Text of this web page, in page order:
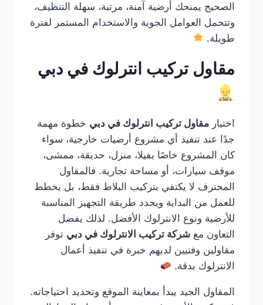
الصحيح يمنحك أرضية آمنة، مرتبة، سهلة التنظيف،
وتتحمل العوامل الجوية والاستخدام المستمر لفترة
طويلة.
مقاول تركيب انترلوك في دبي
اختيار مقاول تركيب انترلوك في دبي خطوة مهمة
جدًا عند تنفيذ أي مشروع أرضيات خارجية، سواء
كان المشروع خاصًا بفيلا، منزل، حديقة، ممشى،
موقف سيارات، أو مساحة تجارية. فالمقاول
المحترف لا يكتفي بتركيب البلاط فقط، بل يخطط
للعمل من البداية ويحدد طريقة التجهيز المناسبة
للأرضية ونوع الانترلوك الأفضل. لذلك يفضل
التعاون مع شركة تركيب الانترلوك في دبي توفر
مقاولين وفنيين لديهم خبرة في تنفيذ أعمال
الانترلوك بدقة.
المقاول الجيد يبدأ بمعاينة الموقع وتحديد احتياجاته.